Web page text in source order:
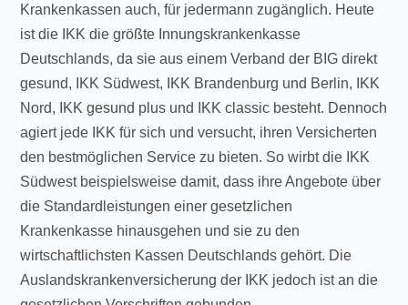
Krankenkassen auch, für jedermann zugänglich. Heute
ist die IKK die größte Innungskrankenkasse
Deutschlands, da sie aus einem Verband der BIG direkt
gesund, IKK Südwest, IKK Brandenburg und Berlin, IKK
Nord, IKK gesund plus und IKK classic besteht. Dennoch
agiert jede IKK für sich und versucht, ihren Versicherten
den bestmöglichen Service zu bieten. So wirbt die IKK
Südwest beispielsweise damit, dass ihre Angebote über
die Standardleistungen einer gesetzlichen
Krankenkasse hinausgehen und sie zu den
wirtschaftlichsten Kassen Deutschlands gehört. Die
Auslandskrankenversicherung der IKK jedoch ist an die